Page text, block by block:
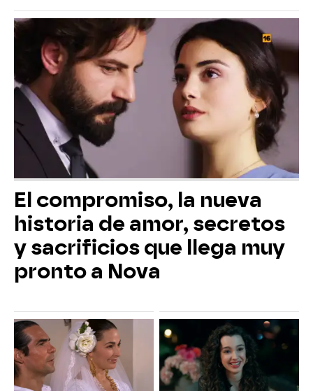
El compromiso, la nueva
historia de amor, secretos
y sacrificios que llega muy
pronto a Nova